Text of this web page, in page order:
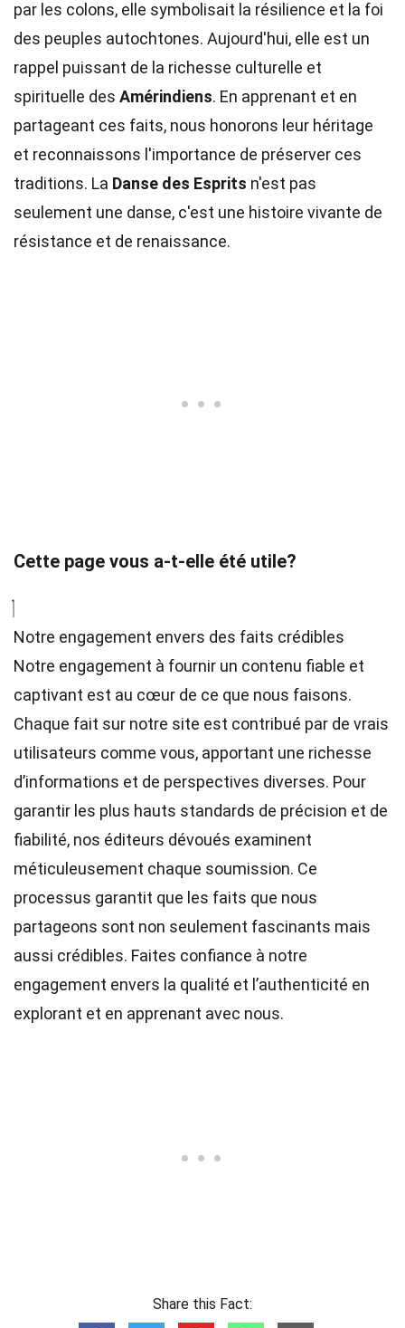
par les colons, elle symbolisait la résilience et la foi
des peuples autochtones. Aujourd'hui, elle est un
rappel puissant de la richesse culturelle et
spirituelle des Amérindiens. En apprenant et en
partageant ces faits, nous honorons leur héritage
et reconnaissons l'importance de préserver ces
traditions. La Danse des Esprits n'est pas
seulement une danse, c'est une histoire vivante de
résistance et de renaissance.
Cette page vous a-t-elle été utile?
Notre engagement envers des faits crédibles
Notre engagement à fournir un contenu fiable et
captivant est au cœur de ce que nous faisons.
Chaque fait sur notre site est contribué par de vrais
utilisateurs comme vous, apportant une richesse
d’informations et de perspectives diverses. Pour
garantir les plus hauts standards de précision et de
fiabilité, nos éditeurs dévoués examinent
méticuleusement chaque soumission. Ce
processus garantit que les faits que nous
partageons sont non seulement fascinants mais
aussi crédibles. Faites confiance à notre
engagement envers la qualité et l’authenticité en
explorant et en apprenant avec nous.
Share this Fact: